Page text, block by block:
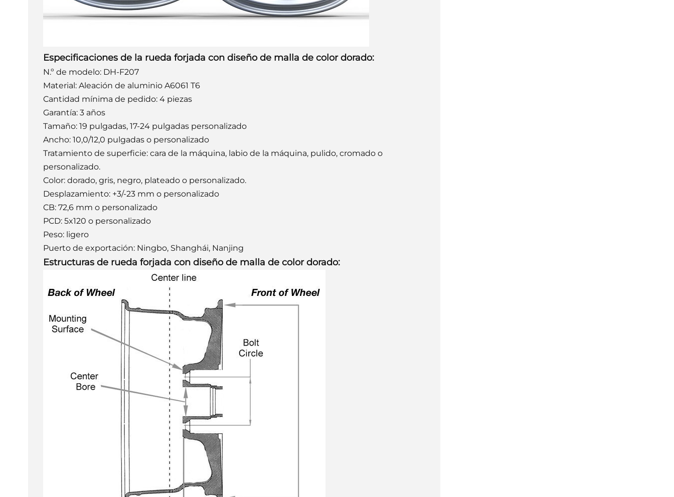
Especificaciones de la rueda forjada con diseño de malla de color dorado:
N.º de modelo: DH-F207
Material: Aleación de aluminio A6061 T6
Cantidad mínima de pedido: 4 piezas
Garantía: 3 años
Tamaño: 19 pulgadas, 17-24 pulgadas personalizado
Ancho: 10,0/12,0 pulgadas o personalizado
Tratamiento de superficie: cara de la máquina, labio de la máquina, pulido, cromado o
personalizado.
Color: dorado, gris, negro, plateado o personalizado.
Desplazamiento: +3/-23 mm o personalizado
CB: 72,6 mm o personalizado
PCD: 5x120 o personalizado
Peso: ligero
Puerto de exportación: Ningbo, Shanghái, Nanjing
Estructuras de rueda forjada con diseño de malla de color dorado: